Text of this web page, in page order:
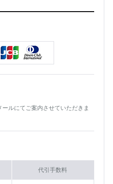
ールにてご案内させていただきま
代引手数料